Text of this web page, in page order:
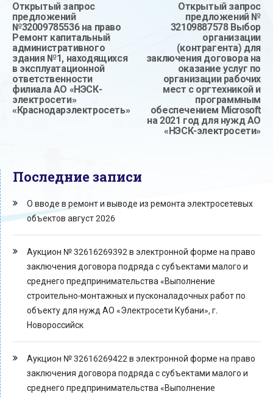
Открытый запрос
предложений
№32009785536 на право
Ремонт капитальный
административного
здания №1, находящихся
в эксплуатационной
ответственности
филиала АО «НЭСК-
электросети»
«Краснодарэлектросеть»
Открытый запрос
предложений №
32109887578 Выбор
организации
(контрагента) для
заключения договора на
оказание услуг по
организации рабочих
мест с оргтехникой и
программным
обеспечением Microsoft
на 2021 год для нужд АО
«НЭСК-электросети»
Последние записи
О вводе в ремонт и выводе из ремонта электросетевых
объектов август 2026
Аукцион № 32616269392 в электронной форме на право
заключения договора подряда с субъектами малого и
среднего предпринимательства «Выполнение
строительно-монтажных и пусконаладочных работ по
объекту для нужд АО «Электросети Кубани», г.
Новороссийск
Аукцион № 32616269422 в электронной форме на право
заключения договора подряда с субъектами малого и
среднего предпринимательства «Выполнение